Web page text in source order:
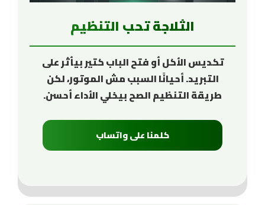
الثلاجة تحب التنظيم
تكديس الأكل أو فتح الباب كتير بيأثر على
التبريد. أحيانًا السبب مش الموتور، لكن
طريقة التنظيم الصح بيخلي الأداء أحسن.
كلمنا على واتساب